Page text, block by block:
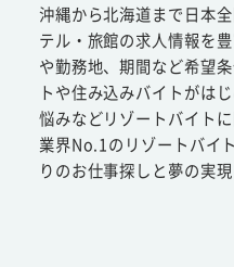
沖縄から北海道まで日本
テル・旅館の求人情報を
や勤務地、期間など希望
トや住み込みバイトがは
悩みなどリゾートバイト
業界No.1のリゾートバイ
りのお仕事探しと夢の実現